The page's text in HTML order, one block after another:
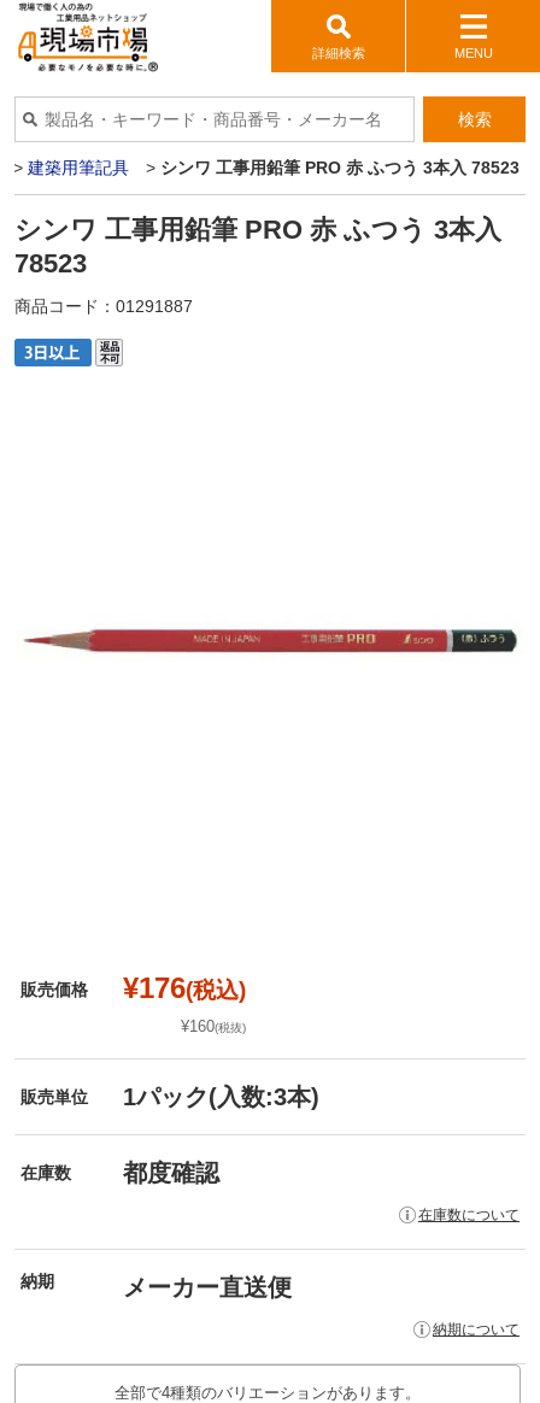
詳細検索 MENU
検索
> 建築用筆記具 > シンワ 工事用鉛筆 PRO 赤 ふつう 3本入 78523
シンワ 工事用鉛筆 PRO 赤 ふつう 3本入
78523
商品コード： 01291887
販売価格 ¥176(税込)
¥160(税抜)
販売単位 1パック(入数:3本)
在庫数 都度確認
在庫数について
納期 メーカー直送便
納期について
全部で4種類のバリエーションがあります。